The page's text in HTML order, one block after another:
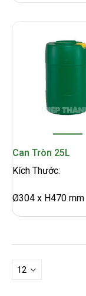
Can Tròn 25L
Kích Thước:
Ø304 x H470 mm